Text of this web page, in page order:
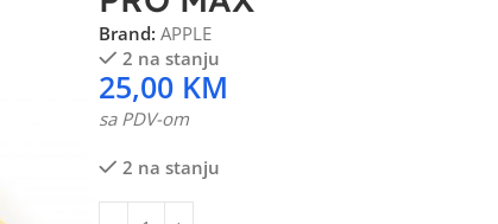
Brand: APPLE
2 na stanju
25,00 KM
sa PDV-om
2 na stanju